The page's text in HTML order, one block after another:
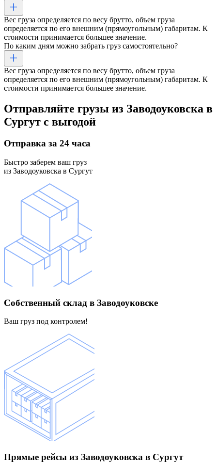
Вес груза определяется по весу брутто, объем груза
определяется по его внешним (прямоугольным) габаритам. К
стоимости принимается большее значение.
По каким дням можно забрать груз самостоятельно?
Вес груза определяется по весу брутто, объем груза
определяется по его внешним (прямоугольным) габаритам. К
стоимости принимается большее значение.
Отправляйте грузы из Заводоуковска в
Сургут с выгодой
Отправка за 24 часа
Быстро заберем ваш груз
из Заводоуковска в Сургут
Собственный склад в Заводоуковске
Ваш груз под контролем!
Прямые рейсы из Заводоуковска в Сургут